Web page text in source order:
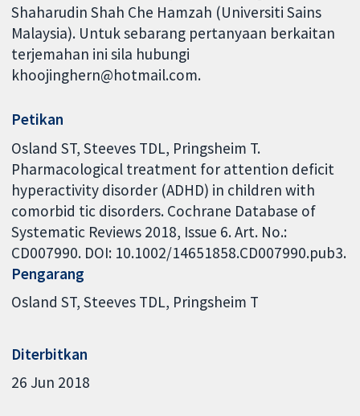
Shaharudin Shah Che Hamzah (Universiti Sains
Malaysia). Untuk sebarang pertanyaan berkaitan
terjemahan ini sila hubungi
khoojinghern@hotmail.com.
Petikan
Osland ST, Steeves TDL, Pringsheim T.
Pharmacological treatment for attention deficit
hyperactivity disorder (ADHD) in children with
comorbid tic disorders. Cochrane Database of
Systematic Reviews 2018, Issue 6. Art. No.:
CD007990. DOI: 10.1002/14651858.CD007990.pub3.
Pengarang
Osland ST Steeves TDL Pringsheim T
Diterbitkan
26 Jun 2018